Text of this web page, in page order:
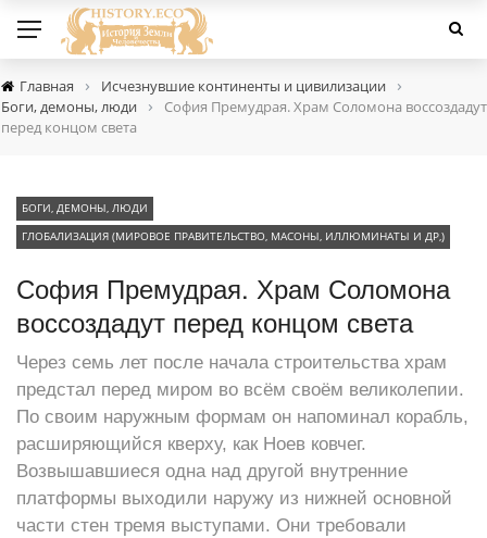
Главная › Исчезнувшие континенты и цивилизации ›
Боги, демоны, люди ›
София Премудрая. Храм Соломона воссоздадут
перед концом света
БОГИ, ДЕМОНЫ, ЛЮДИ
ГЛОБАЛИЗАЦИЯ (МИРОВОЕ ПРАВИТЕЛЬСТВО, МАСОНЫ, ИЛЛЮМИНАТЫ И ДР,)
София Премудрая. Храм Соломона
воссоздадут перед концом света
Через семь лет после начала строительства храм
предстал перед миром во всём своём великолепии.
По своим наружным формам он напоминал корабль,
расширяющийся кверху, как Ноев ковчег.
Возвышавшиеся одна над другой внутренние
платформы выходили наружу из нижней основной
части стен тремя выступами. Они требовали